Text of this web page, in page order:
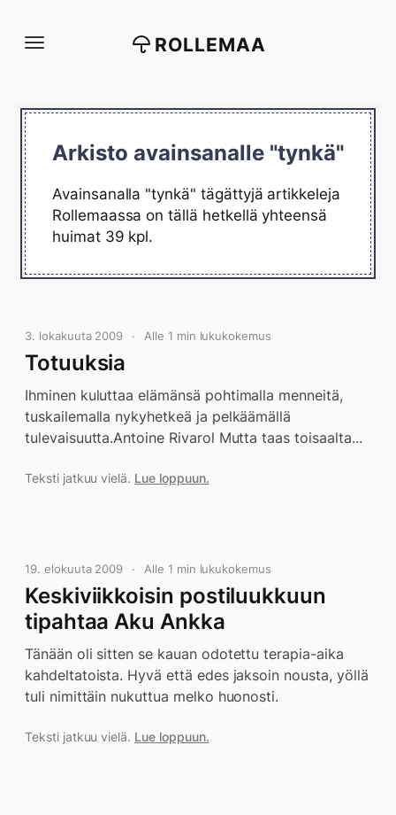
suoraan
ROLLEMAA
Arkisto avainsanalle "tynkä"
Avainsanalla "tynkä" tägättyjä artikkeleja
Rollemaassa on tällä hetkellä yhteensä
huimat 39 kpl.
3. lokakuuta 2009 Alle 1 min lukukokemus
Totuuksia
Ihminen kuluttaa elämänsä pohtimalla menneitä,
tuskailemalla nykyhetkeä ja pelkäämällä
tulevaisuutta.Antoine Rivarol Mutta taas toisaalta...
Teksti jatkuu vielä. Lue loppuun.
19. elokuuta 2009 Alle 1 min lukukokemus
Keskiviikkoisin postiluukkuun
tipahtaa Aku Ankka
Tänään oli sitten se kauan odotettu terapia-aika
kahdeltatoista. Hyvä että edes jaksoin nousta, yöllä
tuli nimittäin nukuttua melko huonosti.
Teksti jatkuu vielä. Lue loppuun.